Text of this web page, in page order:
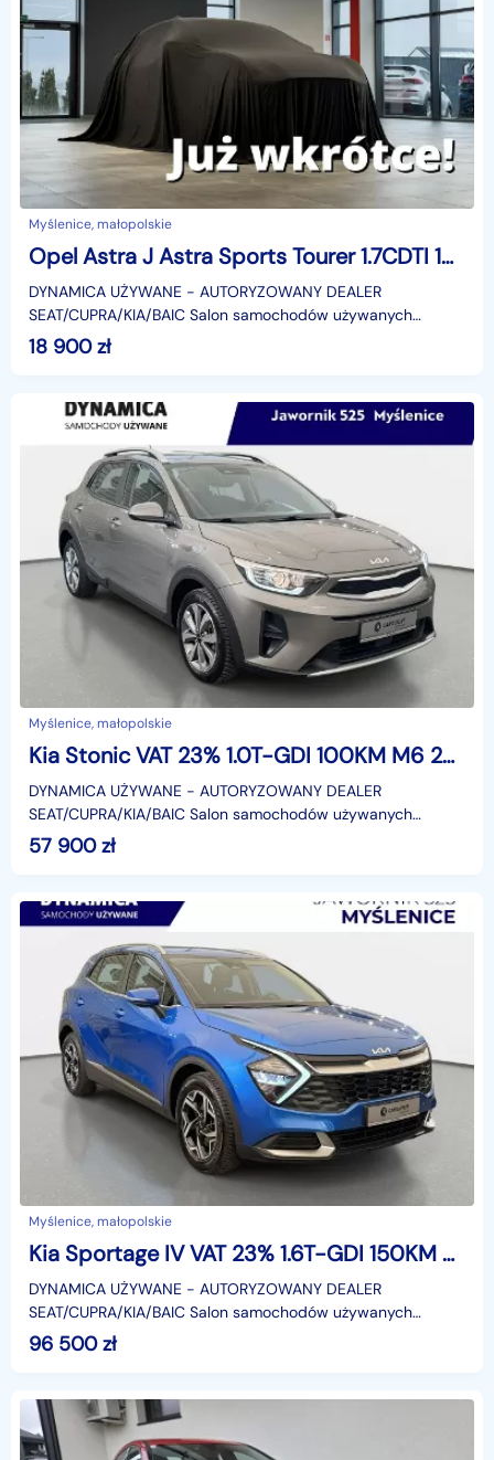
Myślenice, małopolskie
Opel Astra J Astra Sports Tourer 1.7CDTI 131KM M6 2014 r., salon PL, serwisowana,
DYNAMICA UŻYWANE − AUTORYZOWANY DEALER
SEAT/CUPRA/KIA/BAIC Salon samochodów używanych
Dynamica Caroutlet posiada w swojej ofercie ponad 300
sprawdzonych i gotow
18 900zł
Myślenice, małopolskie
Kia Stonic VAT 23% 1.0T-GDI 100KM M6 2023 r., salon PL, I właściciel
DYNAMICA UŻYWANE − AUTORYZOWANY DEALER
SEAT/CUPRA/KIA/BAIC Salon samochodów używanych
Dynamica Caroutlet posiada w swojej ofercie ponad 300
sprawdzonych i gotow
57 900zł
Myślenice, małopolskie
Kia Sportage IV VAT 23% 1.6T-GDI 150KM M6 2023 r., salon PL, I właściciel
DYNAMICA UŻYWANE − AUTORYZOWANY DEALER
SEAT/CUPRA/KIA/BAIC Salon samochodów używanych
Dynamica Caroutlet posiada w swojej ofercie ponad 300
sprawdzonych i gotow
96 500zł